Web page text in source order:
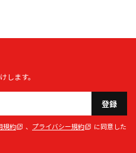
します。
登録
規約 、 プライバシー規約
に同意した